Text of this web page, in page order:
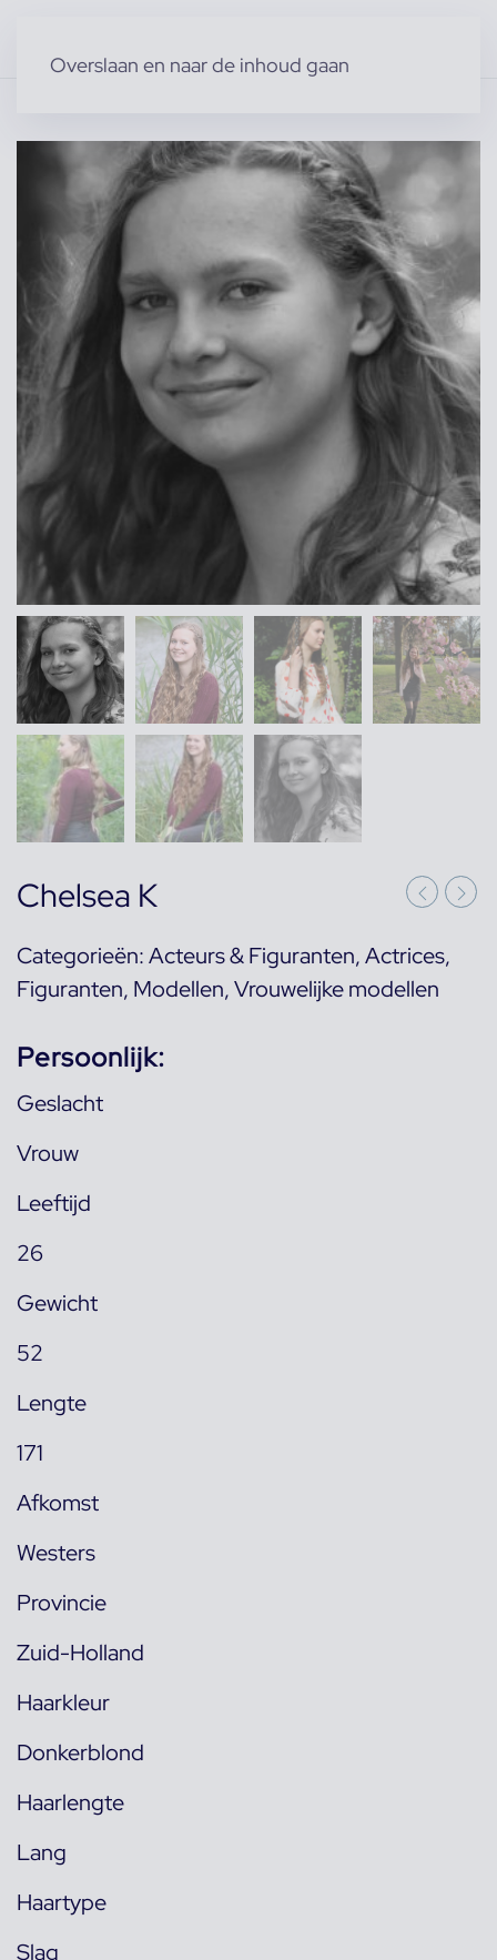
Overslaan en naar de inhoud gaan
Chelsea K
Categorieën:Acteurs & Figuranten,Actrices,
Figuranten, Modellen,Vrouwelijke modellen
Persoonlijk:
Geslacht
Vrouw
Leeftijd
26
Gewicht
52
Lengte
171
Afkomst
Westers
Provincie
Zuid-Holland
Haarkleur
Donkerblond
Haarlengte
Lang
Haartype
Slag